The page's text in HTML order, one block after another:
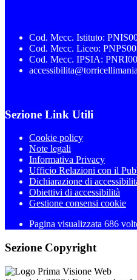
Cod. Mecc. Istituto:
Cod. Mecc. Liceo:
Cod. Mecc. IPSIA:
Sezione Link Utili
Cookie policy
Note legali
Informativa Privacy
Ufficio Relazioni con il
Dichiarazione di
Obiettivi di accessibilità
Gestione consensi cookie
Pagina visualizzata 686
Sezione Copyright